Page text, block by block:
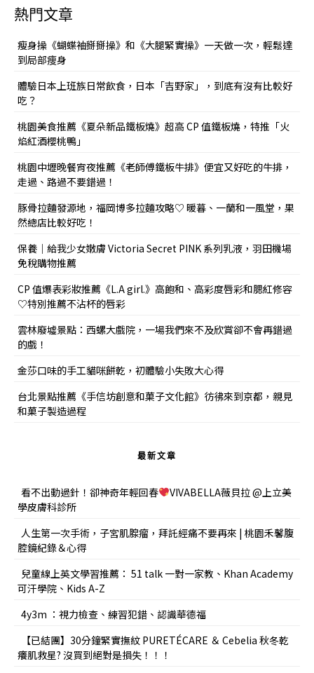
熱門文章
瘦身操《蝴蝶袖掰掰操》和《大腿緊實操》一天做一次，輕鬆達
到局部痩身
體驗日本上班族日常飲食，日本「吉野家」，到底有沒有比較好
吃？
桃園美食推薦《夏朵新品鐵板燒》超高 CP 值鐵板燒，特推「火
焰紅酒櫻桃鴨」
桃園中壢晚餐宵夜推薦《老師傅鐵板牛排》便宜又好吃的牛排，
走過、路過不要錯過！
豚骨拉麵發源地，福岡博多拉麵攻略♡ 暖暮、一蘭和一風堂，果
然總店比較好吃！
保養｜給我少女嫩膚 Victoria Secret PINK 系列乳液，羽田機場
免稅購物推薦
CP 值爆表彩妝推薦《L.A girl.》高飽和、高彩度唇彩和腮紅修容
♡特別推薦不沾杯的唇彩
雲林廢墟景點：西螺大戲院，一場我們來不及欣賞卻不會再錯過
的戲！
金莎口味的手工貓咪餅乾，初體驗小失敗大心得
台北景點推薦《手信坊創意和菓子文化館》彷彿來到京都，親見
和菓子製造過程
最新文章
看不出動過針！卻神奇年輕回春
VIVABELLA薇貝拉 @上立美
學皮膚科診所
人生第一次手術，子宮肌腺瘤，拜託經痛不要再來 | 桃園禾馨腹
腔鏡紀錄＆心得
兒童線上英文學習推薦： 51 talk 一對一家教、Khan Academy
可汗學院、Kids A-Z
4y3m ：視力檢查、練習犯錯、認識華德福
【已結團】30分鐘緊實撫紋 PURETÉCARE ＆ Cebelia 秋冬乾
癢肌救星? 沒買到絕對是損失！！！